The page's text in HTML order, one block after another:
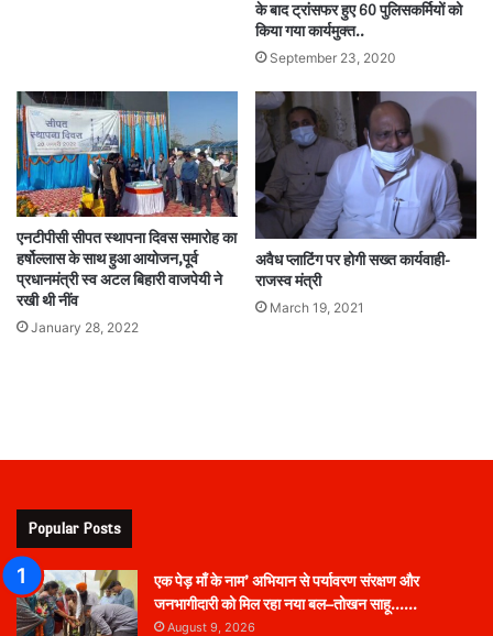
के बाद ट्रांसफर हुए 60 पुलिसकर्मियों को
किया गया कार्यमुक्त..
September 23, 2020
एनटीपीसी सीपत स्थापना दिवस समारोह का
हर्षोल्लास के साथ हुआ आयोजन,पूर्व
प्रधानमंत्री स्व अटल बिहारी वाजपेयी ने
रखी थी नींव
January 28, 2022
अवैध प्लाटिंग पर होगी सख्त कार्यवाही-
राजस्व मंत्री
March 19, 2021
Popular Posts
एक पेड़ माँ के नाम’ अभियान से पर्यावरण संरक्षण और
जनभागीदारी को मिल रहा नया बल–तोखन साहू……
August 9, 2026